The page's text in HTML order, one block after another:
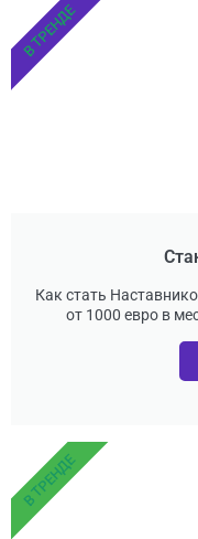
Как стать
от 1000 евро в
В ТРЕНДЕ
В ТРЕНДЕ